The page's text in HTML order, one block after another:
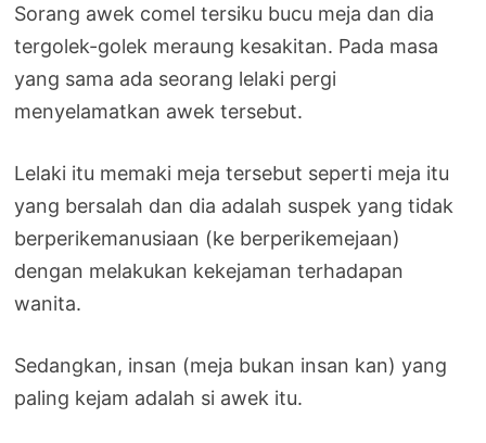
Sorang awek comel tersiku bucu meja dan dia
tergolek-golek meraung kesakitan. Pada masa
yang sama ada seorang lelaki pergi
menyelamatkan awek tersebut.
Lelaki itu memaki meja tersebut seperti meja itu
yang bersalah dan dia adalah suspek yang tidak
berperikemanusiaan (ke berperikemejaan)
dengan melakukan kekejaman terhadapan
wanita.
Sedangkan, insan (meja bukan insan kan) yang
paling kejam adalah si awek itu.